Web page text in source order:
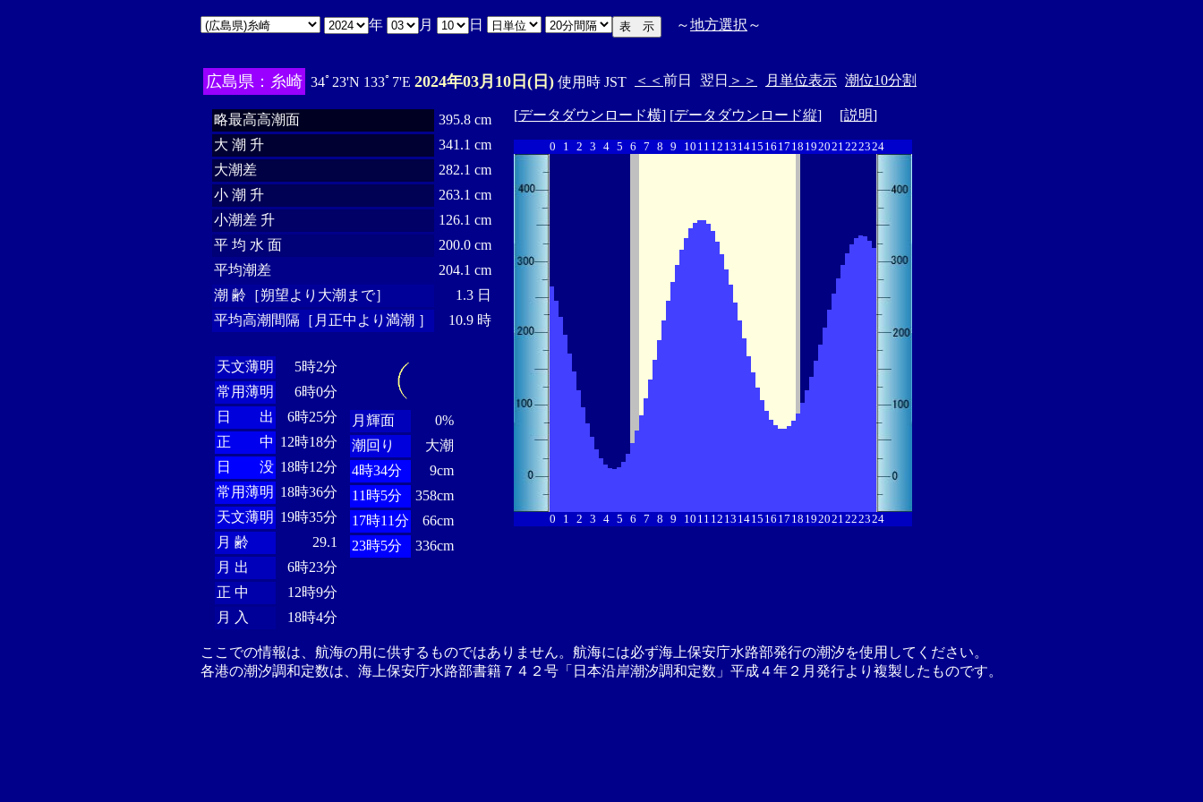
年 月 日 ～地方選択 ～
広島県：糸崎 34ﾟ23'N 133ﾟ7'E 2024年03月10日(日) 使用時 JST ＜＜ 前日 翌日 ＞＞ 月単位表示 潮位10分割
略最高高潮面
395.8 cm
大 潮 升
341.1 cm
大潮差
282.1 cm
小 潮 升
263.1 cm
小潮差 升
126.1 cm
平 均 水 面
200.0 cm
平均潮差
204.1 cm
潮 齢［朔望より大潮まで］
1.3 日
平均高潮間隔［月正中より満潮 ］
10.9 時
天文薄明
5時2分
常用薄明
6時0分
日 出
6時25分
正 中 12時18分
日 没 18時12分
常用薄明 18時36分
天文薄明 19時35分
月 齢
29.1
月 出
6時23分
正 中
12時9分
月 入
18時4分
月輝面
0%
潮回り
大潮
4時34分
9cm
11時5分
358cm
17時11分
66cm
23時5分
336cm
[データダウンロード横] [データダウンロード縦] [説明]
0 1 2 3 4 5 6 7 8 9 10 11 12 13 1415 16 17 18 192021222324
0 1 2 3 4 5 6 7 8 9 10 11 12 13 1415 16 17 18 192021222324
ここでの情報は、航海の用に供するものではありません。航海には必ず海上保安庁水路部発行の潮汐を使用してください。
各港の潮汐調和定数は、海上保安庁水路部書籍７４２号「日本沿岸潮汐調和定数」平成４年２月発行より複製したものです。